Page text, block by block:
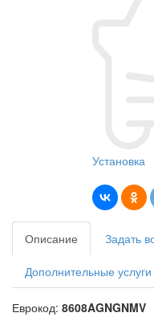
Установка
Описание Задать
Дополнительные услуги
Еврокод: 8608AGNGNMV